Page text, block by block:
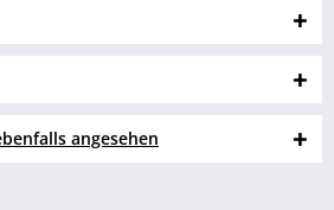
angesehen